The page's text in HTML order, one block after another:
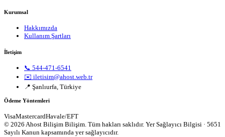
Kurumsal
Hakkımızda
Kullanım Şartları
İletişim
📞 544-471-6541
✉️ iletisim@ahost.web.tr
📍 Şanlıurfa, Türkiye
Ödeme Yöntemleri
VisaMastercardHavale/EFT
© 2026 Ahost Bilişim Bilişim. Tüm hakları saklıdır. Yer Sağlayıcı Bilgisi · 5651
Sayılı Kanun kapsamında yer sağlayıcıdır.